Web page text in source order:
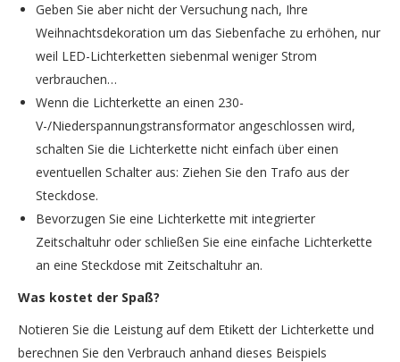
Geben Sie aber nicht der Versuchung nach, Ihre
Weihnachtsdekoration um das Siebenfache zu erhöhen, nur
weil LED-Lichterketten siebenmal weniger Strom
verbrauchen…
Wenn die Lichterkette an einen 230-
V-/Niederspannungstransformator angeschlossen wird,
schalten Sie die Lichterkette nicht einfach über einen
eventuellen Schalter aus: Ziehen Sie den Trafo aus der
Steckdose.
Bevorzugen Sie eine Lichterkette mit integrierter
Zeitschaltuhr oder schließen Sie eine einfache Lichterkette
an eine Steckdose mit Zeitschaltuhr an.
Was kostet der Spaß?
Notieren Sie die Leistung auf dem Etikett der Lichterkette und
berechnen Sie den Verbrauch anhand dieses Beispiels